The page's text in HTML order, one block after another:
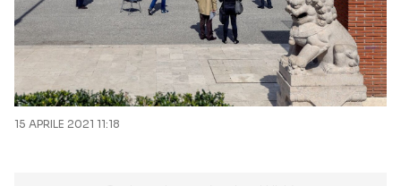
15 APRILE 2021 11:18